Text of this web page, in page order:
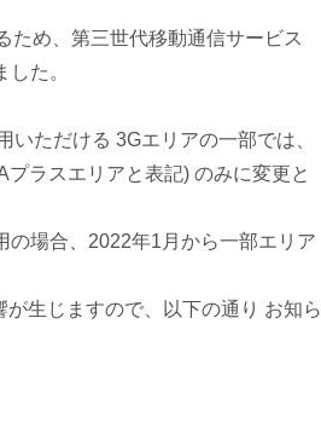
ため、第三世代移動通信サービス
た。
ただける 3Gエリアの一部では、
ラスエリアと表記) のみに変更と
場合、2022年1月から一部エリア
生じますので、以下の通り お知ら